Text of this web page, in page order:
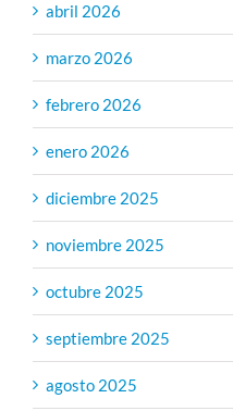
abril 2026
marzo 2026
febrero 2026
enero 2026
diciembre 2025
noviembre 2025
octubre 2025
septiembre 2025
agosto 2025